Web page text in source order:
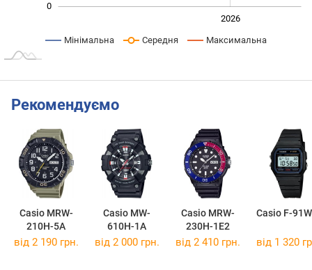
0
2026
Мінімальна Середня Максимальна
Рекомендуємо
Casio MRW-
210H-5A
Casio MW-
610H-1A
Casio MRW-
230H-1E2
Casio F-
від 2 190 грн. від 2 000 грн. від 2 410 грн. від 1 320